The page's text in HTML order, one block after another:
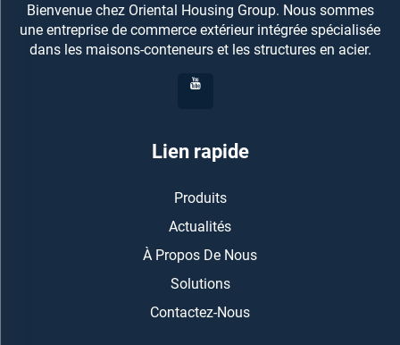
Bienvenue chez Oriental Housing Group. Nous sommes
une entreprise de commerce extérieur intégrée spécialisée
dans les maisons-conteneurs et les structures en acier.
Lien rapide
Produits
Actualités
À Propos De Nous
Solutions
Contactez-Nous